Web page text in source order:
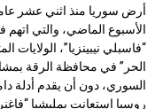
أرض سوريا منذ اثني عشر
الأسبوع الماضي، والتي
“فاسبلي نيبينزيا”،
الحر” في محافظة الرقة
السوري، دون أن يقدم أدلة
روسيا استعانت بمليشيا